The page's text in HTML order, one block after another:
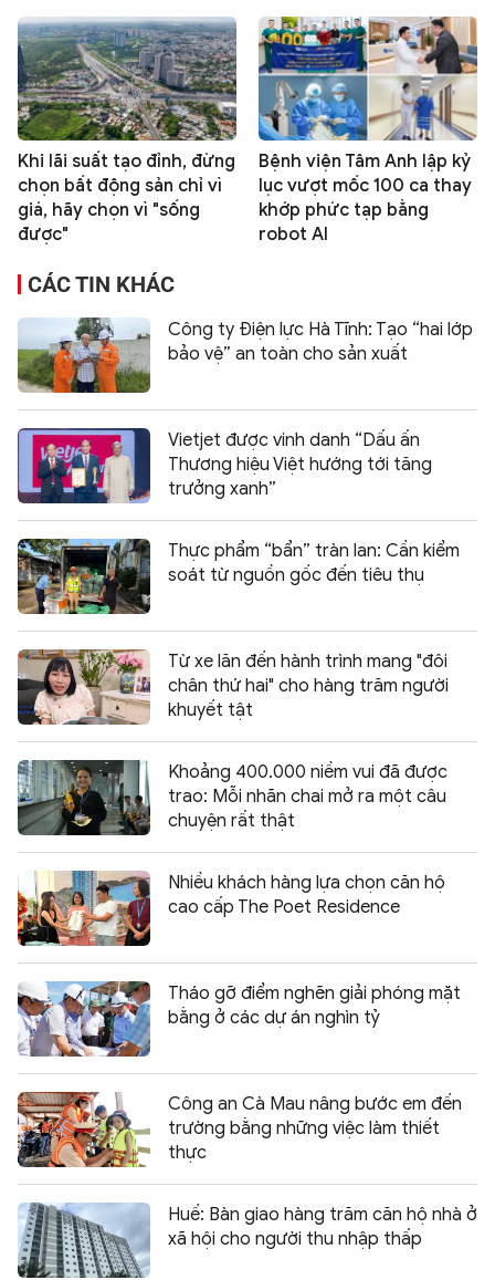
Khi lãi suất tạo đỉnh, đừng
chọn bất động sản chỉ vì
giá, hãy chọn vì "sống
được"
Bệnh viện Tâm Anh lập kỷ
lục vượt mốc 100 ca thay
khớp phức tạp bằng
robot AI
CÁC TIN KHÁC
Công ty Điện lực Hà Tĩnh: Tạo “hai lớp
bảo vệ” an toàn cho sản xuất
Vietjet được vinh danh “Dấu ấn
Thương hiệu Việt hướng tới tăng
trưởng xanh”
Thực phẩm “bẩn” tràn lan: Cần kiểm
soát từ nguồn gốc đến tiêu thụ
Từ xe lăn đến hành trình mang "đôi
chân thứ hai" cho hàng trăm người
khuyết tật
Khoảng 400.000 niềm vui đã được
trao: Mỗi nhãn chai mở ra một câu
chuyện rất thật
Nhiều khách hàng lựa chọn căn hộ
cao cấp The Poet Residence
Tháo gỡ điểm nghẽn giải phóng mặt
bằng ở các dự án nghìn tỷ
Công an Cà Mau nâng bước em đến
trường bằng những việc làm thiết
thực
Huế: Bàn giao hàng trăm căn hộ nhà ở
xã hội cho người thu nhập thấp